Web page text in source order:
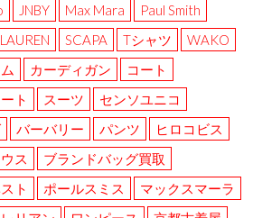
JNBY Max Mara
Paul Smith
SCAPA Tシャツ
WAKO
カーディガン
コート
ト スーツ
センソユニコ
バーバリー パンツ
ヒロコビス
ス
ブランドバッグ買取
ト ポールスミス
マックスマーラ